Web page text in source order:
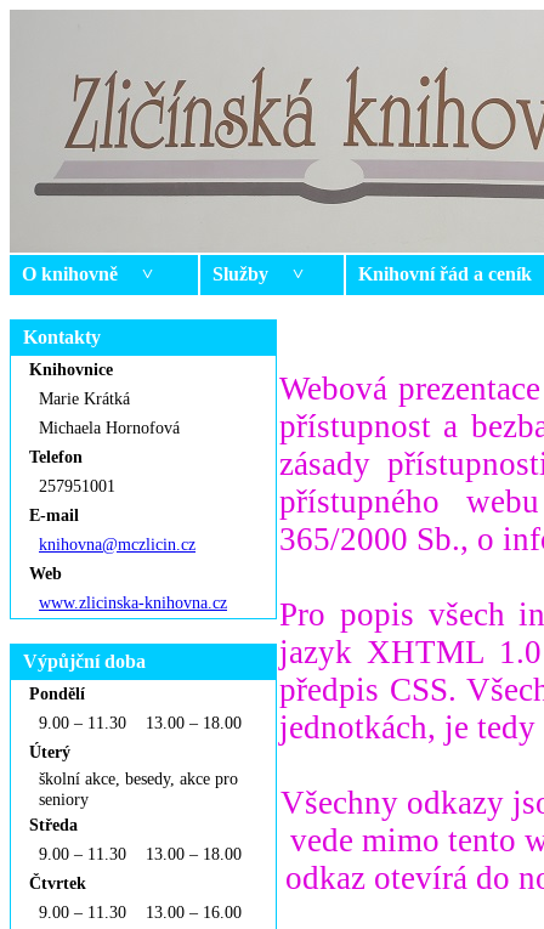
O knihovně ˅ Služby ˅ Knihovní řád a ceník
Kontakty
Knihovnice
Marie Krátká
Michaela Hornofová
Telefon
257951001
E-mail
knihovna@mczlicin.cz
Web
www.zlicinska-knihovna.cz
Výpůjční doba
Pondělí
9.00 – 11.30 13.00 – 18.00
Úterý
školní akce, besedy, akce pro
seniory
Středa
9.00 – 11.30 13.00 – 18.00
Čtvrtek
9.00 – 11.30 13.00 – 16.00
Webová
přístupnost a
zásady
přístupného
365/2000 Sb., o
Pro popis všech
jazyk XHTML
předpis CSS.
jednotkách, je
Všechny odkazy
vede mimo tento
odkaz otevírá do